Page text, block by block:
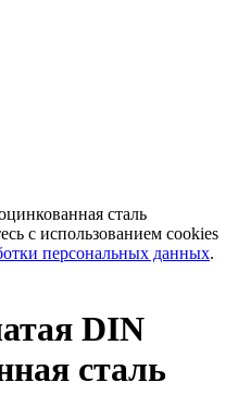
сталь
с использованием cookies
персональных данных.
DIN
сталь